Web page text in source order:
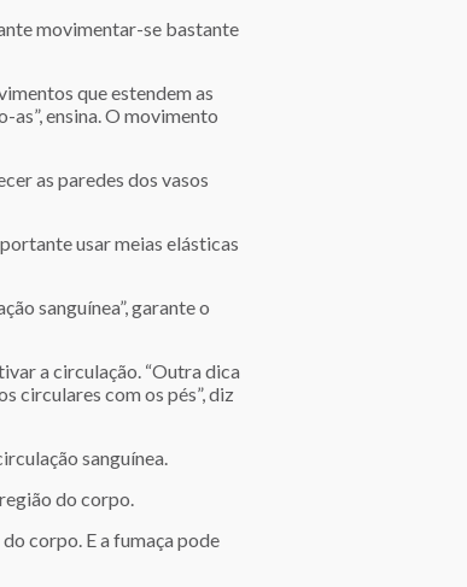
movimentar-se bastante
que estendem as
as”, ensina. O movimento
as paredes dos vasos
usar meias elásticas
sanguínea”, garante o
a circulação. “Outra dica
circulares com os pés”, diz
sanguínea.
do corpo.
corpo. E a fumaça pode